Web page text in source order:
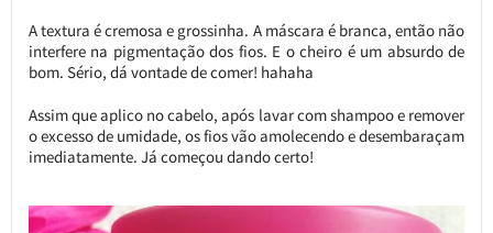
A textura é cremosa e grossinha. A máscara é branca, então não
interfere na pigmentação dos fios. E o cheiro é um absurdo de
bom. Sério, dá vontade de comer! hahaha
Assim que aplico no cabelo, após lavar com shampoo e remover
o excesso de umidade, os fios vão amolecendo e desembaraçam
imediatamente. Já começou dando certo!